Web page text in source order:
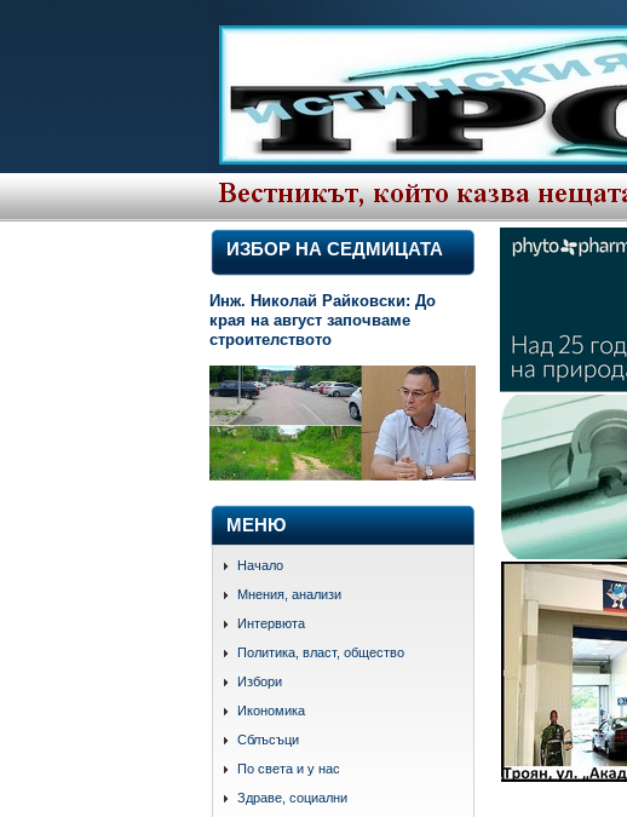
ИЗБОР НА СЕДМИЦАТА
Инж. Николай Райковски: До
края на август започваме
строителството
МЕНЮ
Начало
Мнения, анализи
Интервюта
Политика, власт, общество
Избори
Икономика
Сблъсъци
По света и у нас
Здраве, социални